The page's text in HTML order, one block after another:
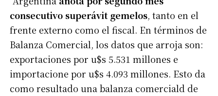
consecutivo superávit gemelos, tanto en el
frente externo como el fiscal. En términos de
Balanza Comercial, los datos que arroja son:
exportaciones por u$s 5.531 millones e
importacione por u$s 4.093 millones. Esto da
como resultado una balanza comerciald de